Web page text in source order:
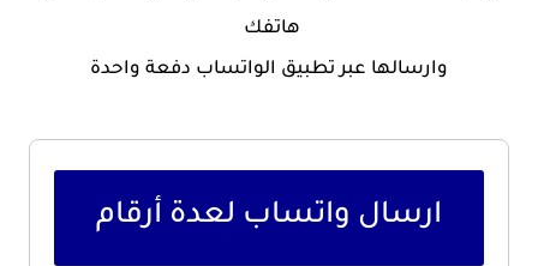
هاتفك
وارسالها عبر تطبيق الواتساب دفعة واحدة
ارسال واتساب لعدة أرقام